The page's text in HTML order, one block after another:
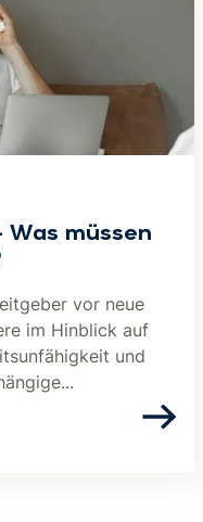
Was müssen
vor neue
im Hinblick auf
und